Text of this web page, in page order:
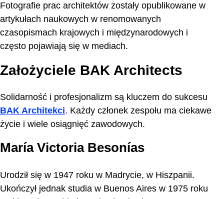
Fotografie prac architektów zostały opublikowane w
artykułach naukowych w renomowanych
czasopismach krajowych i międzynarodowych i
często pojawiają się w mediach.
Założyciele BAK Architects
Solidarność i profesjonalizm są kluczem do sukcesu
BAK Architekci. Każdy członek zespołu ma ciekawe
życie i wiele osiągnięć zawodowych.
María Victoria Besonías
Urodził się w 1947 roku w Madrycie, w Hiszpanii.
Ukończył jednak studia w Buenos Aires w 1975 roku